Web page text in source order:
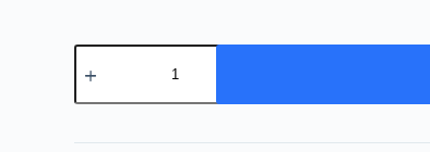
quantité
de
Retro
12